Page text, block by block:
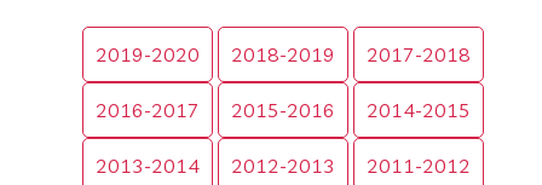
2019-2020 2018-2019 2017-2018
2016-2017 2015-2016 2014-2015
2013-2014 2012-2013 2011-2012